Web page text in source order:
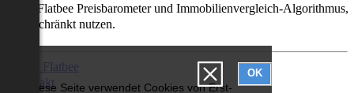
Diese Seite verwendet Cookies von Erst-
OK
den Flatbee Preisbarometer und Immobilienvergleich-Algorithmus,
nutzen.
Über Flatbee
Kontakt